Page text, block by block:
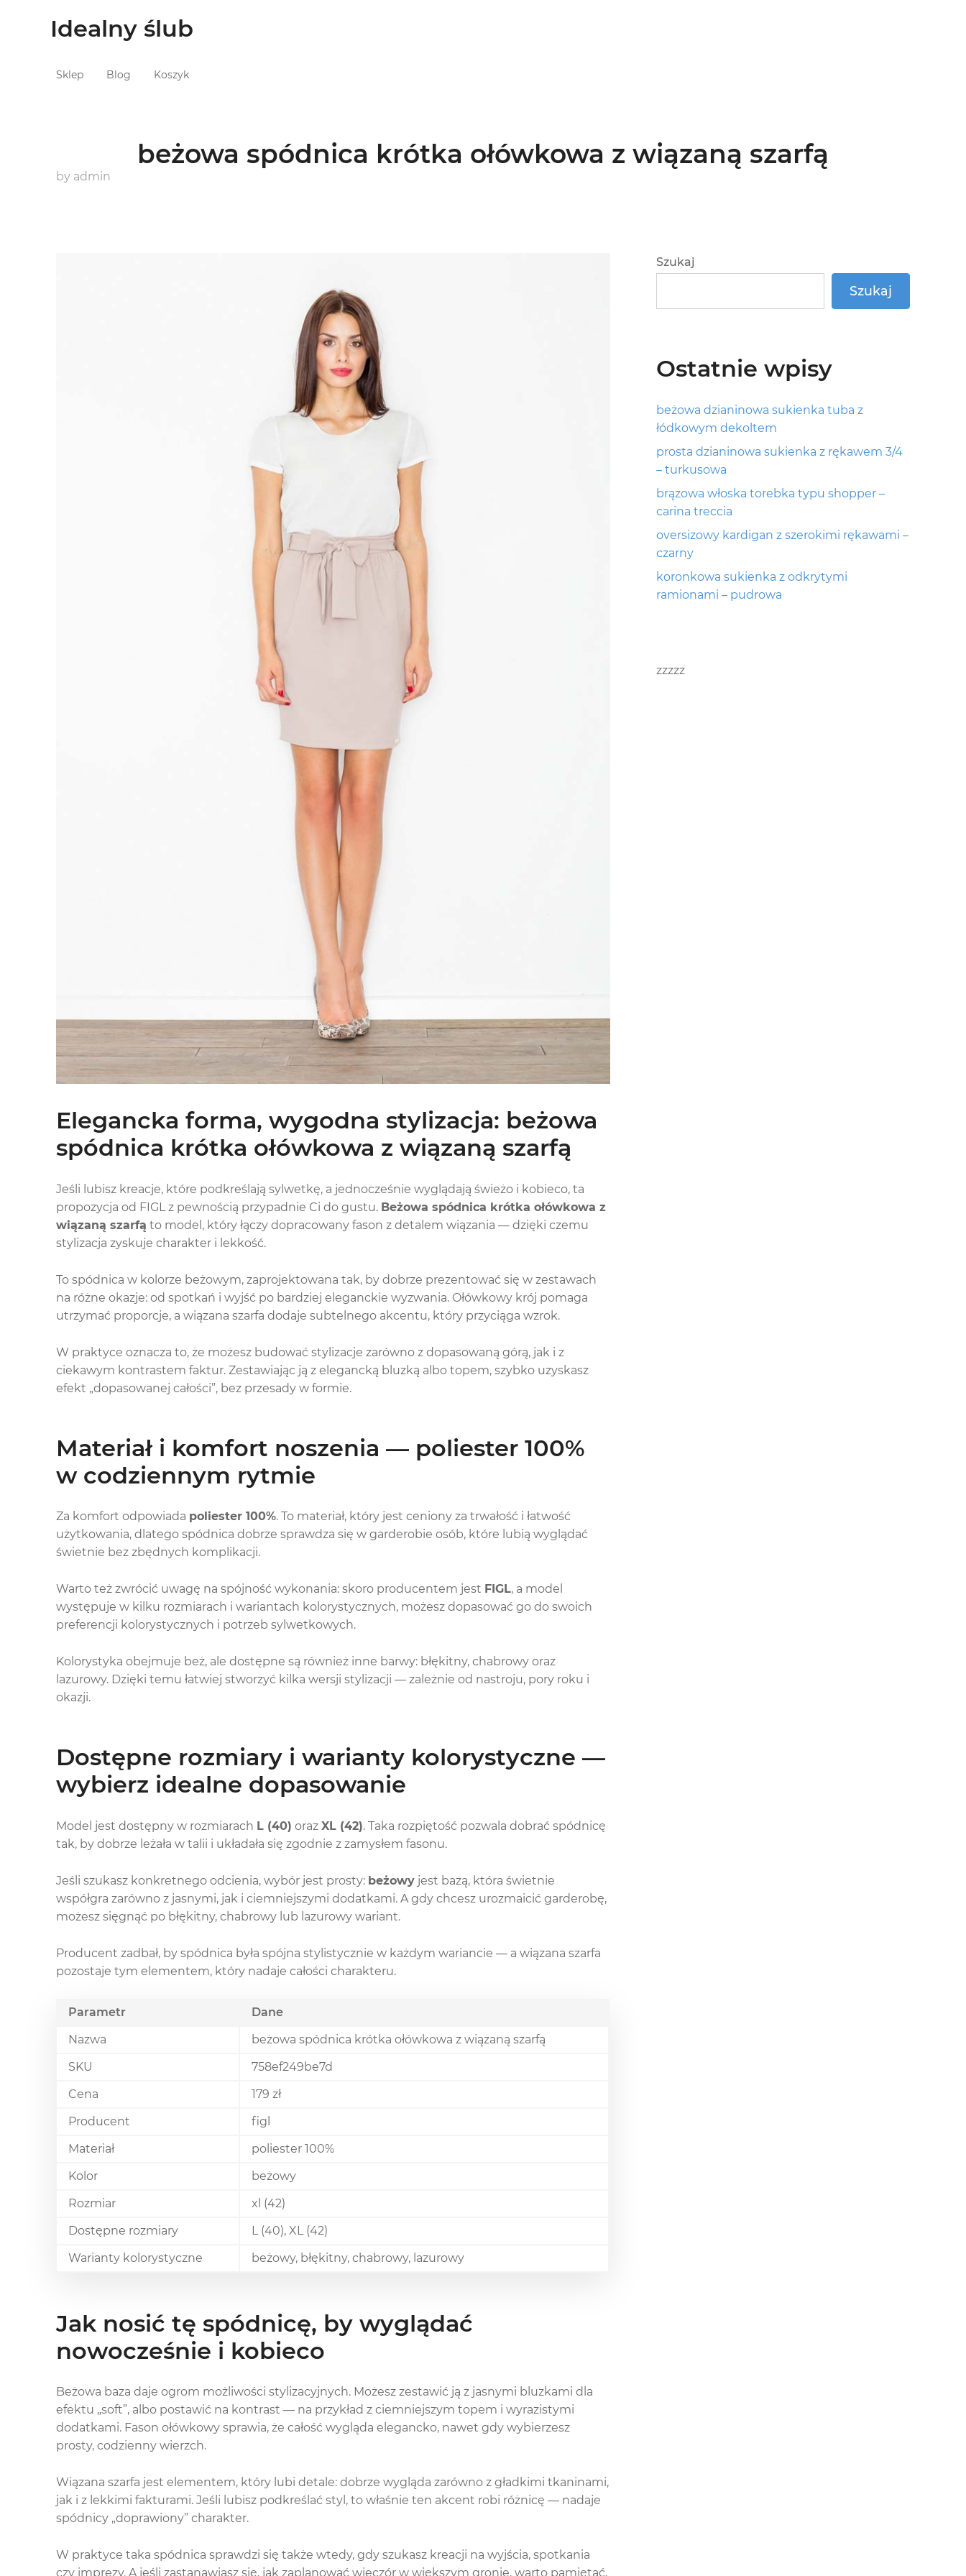
Idealny ślub
Sklep Blog Koszyk
beżowa spódnica krótka ołówkowa z wiązaną szarfą
by admin
Elegancka forma, wygodna stylizacja: beżowa
spódnica krótka ołówkowa z wiązaną szarfą
Jeśli lubisz kreacje, które podkreślają sylwetkę, a jednocześnie wyglądają świeżo i kobieco, ta
propozycja od FIGL z pewnością przypadnie Ci do gustu. Beżowa spódnica krótka ołówkowa z
wiązaną szarfą to model, który łączy dopracowany fason z detalem wiązania — dzięki czemu
stylizacja zyskuje charakter i lekkość.
To spódnica w kolorze beżowym, zaprojektowana tak, by dobrze prezentować się w zestawach
na różne okazje: od spotkań i wyjść po bardziej eleganckie wyzwania. Ołówkowy krój pomaga
utrzymać proporcje, a wiązana szarfa dodaje subtelnego akcentu, który przyciąga wzrok.
W praktyce oznacza to, że możesz budować stylizacje zarówno z dopasowaną górą, jak i z
ciekawym kontrastem faktur. Zestawiając ją z elegancką bluzką albo topem, szybko uzyskasz
efekt „dopasowanej całości”, bez przesady w formie.
Materiał i komfort noszenia — poliester 100%
w codziennym rytmie
Za komfort odpowiada poliester 100%. To materiał, który jest ceniony za trwałość i łatwość
użytkowania, dlatego spódnica dobrze sprawdza się w garderobie osób, które lubią wyglądać
świetnie bez zbędnych komplikacji.
Warto też zwrócić uwagę na spójność wykonania: skoro producentem jest FIGL, a model
występuje w kilku rozmiarach i wariantach kolorystycznych, możesz dopasować go do swoich
preferencji kolorystycznych i potrzeb sylwetkowych.
Kolorystyka obejmuje beż, ale dostępne są również inne barwy: błękitny, chabrowy oraz
lazurowy. Dzięki temu łatwiej stworzyć kilka wersji stylizacji — zależnie od nastroju, pory roku i
okazji.
Dostępne rozmiary i warianty kolorystyczne —
wybierz idealne dopasowanie
Model jest dostępny w rozmiarach L (40) oraz XL (42). Taka rozpiętość pozwala dobrać spódnicę
tak, by dobrze leżała w talii i układała się zgodnie z zamysłem fasonu.
Jeśli szukasz konkretnego odcienia, wybór jest prosty: beżowy jest bazą, która świetnie
współgra zarówno z jasnymi, jak i ciemniejszymi dodatkami. A gdy chcesz urozmaicić garderobę,
możesz sięgnąć po błękitny, chabrowy lub lazurowy wariant.
Producent zadbał, by spódnica była spójna stylistycznie w każdym wariancie — a wiązana szarfa
pozostaje tym elementem, który nadaje całości charakteru.
Parametr
Dane
Nazwa
beżowa spódnica krótka ołówkowa z wiązaną szarfą
SKU
758ef249be7d
Cena
179 zł
Producent
figl
Materiał
poliester 100%
Kolor
beżowy
Rozmiar
xl (42)
Dostępne rozmiary
L (40), XL (42)
Warianty kolorystyczne
beżowy, błękitny, chabrowy, lazurowy
Jak nosić tę spódnicę, by wyglądać
nowocześnie i kobieco
Beżowa baza daje ogrom możliwości stylizacyjnych. Możesz zestawić ją z jasnymi bluzkami dla
efektu „soft”, albo postawić na kontrast — na przykład z ciemniejszym topem i wyrazistymi
dodatkami. Fason ołówkowy sprawia, że całość wygląda elegancko, nawet gdy wybierzesz
prosty, codzienny wierzch.
Wiązana szarfa jest elementem, który lubi detale: dobrze wygląda zarówno z gładkimi tkaninami,
jak i z lekkimi fakturami. Jeśli lubisz podkreślać styl, to właśnie ten akcent robi różnicę — nadaje
spódnicy „doprawiony” charakter.
W praktyce taka spódnica sprawdzi się także wtedy, gdy szukasz kreacji na wyjścia, spotkania
czy imprezy. A jeśli zastanawiasz się, jak zaplanować wieczór w większym gronie, warto pamiętać,
Szukaj
Szukaj
Ostatnie wpisy
beżowa dzianinowa sukienka tuba z
łódkowym dekoltem
prosta dzianinowa sukienka z rękawem 3/4
– turkusowa
brązowa włoska torebka typu shopper –
carina treccia
oversizowy kardigan z szerokimi rękawami –
czarny
koronkowa sukienka z odkrytymi
ramionami – pudrowa
zzzzz